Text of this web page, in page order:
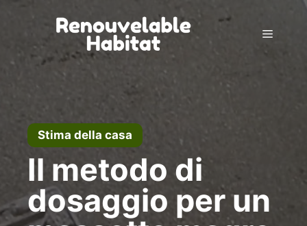
Menu
Stima della casa
Il metodo di
dosaggio per un